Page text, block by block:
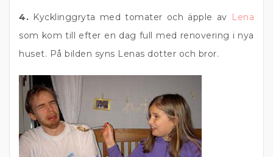
4. Kycklinggryta med tomater och äpple av Lena
som kom till efter en dag full med renovering i nya
huset. På bilden syns Lenas dotter och bror.